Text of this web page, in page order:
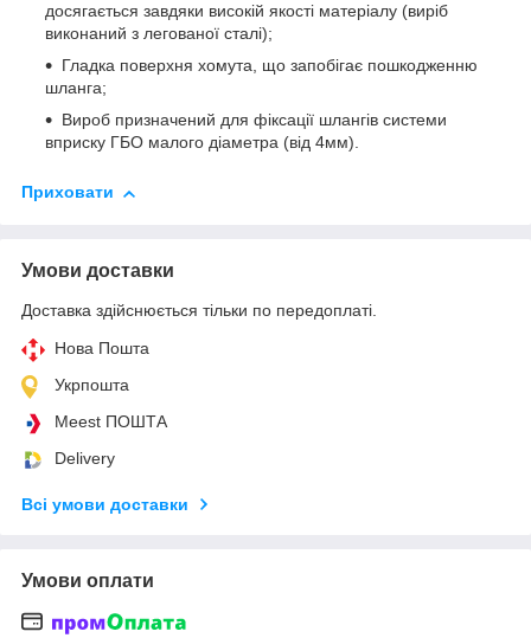
досягається завдяки високій якості матеріалу (виріб
виконаний з легованої сталі);
Гладка поверхня хомута, що запобігає пошкодженню
шланга;
Вироб призначений для фіксації шлангів системи
вприску ГБО малого діаметра (від 4мм).
Приховати
Умови доставки
Доставка здійснюється тільки по передоплаті.
Нова Пошта
Укрпошта
Meest ПОШТА
Delivery
Всі умови доставки
Умови оплати